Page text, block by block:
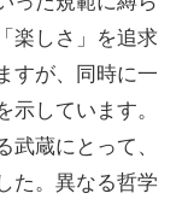
楽しさ」を追求
すが、同時に一
しています。
蔵にとって、
た。異なる哲学